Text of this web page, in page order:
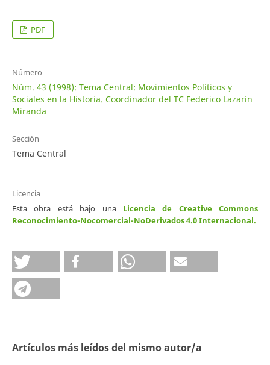
PDF
Número
Núm. 43 (1998): Tema Central: Movimientos Políticos y
Sociales en la Historia. Coordinador del TC Federico Lazarín
Miranda
Sección
Tema Central
Licencia
Esta obra está bajo una Licencia de Creative Commons
Reconocimiento-Nocomercial-NoDerivados 4.0 Internacional.
Artículos más leídos del mismo autor/a